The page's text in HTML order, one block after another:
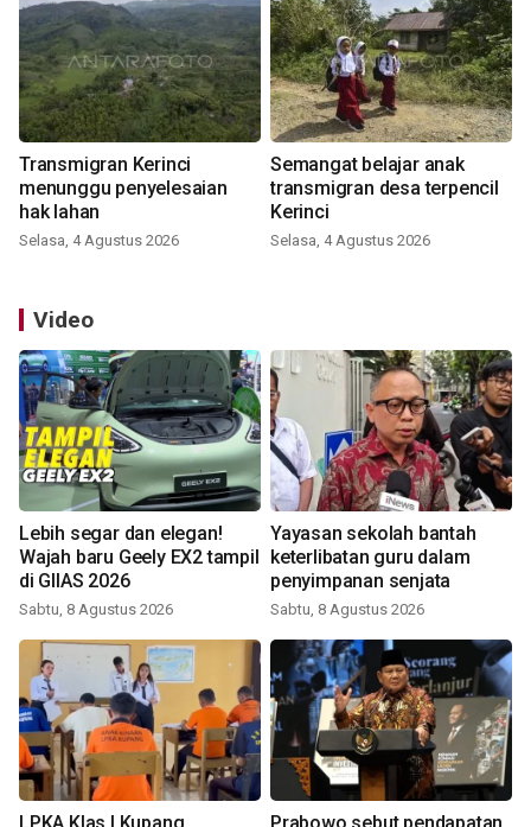
Transmigran Kerinci
menunggu penyelesaian
hak lahan
Selasa, 4 Agustus 2026
Semangat belajar anak
transmigran desa terpencil
Kerinci
Selasa, 4 Agustus 2026
Video
Lebih segar dan elegan!
Wajah baru Geely EX2 tampil
di GIIAS 2026
Sabtu, 8 Agustus 2026
Yayasan sekolah bantah
keterlibatan guru dalam
penyimpanan senjata
Sabtu, 8 Agustus 2026